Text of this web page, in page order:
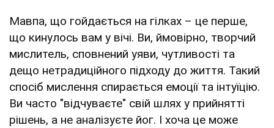
Мавпа, що гойдається на гілках – це перше,
що кинулось вам у вічі. Ви, ймовірно, творчий
мислитель, сповнений уяви, чутливості та
дещо нетрадиційного підходу до життя. Такий
спосіб мислення спирається емоції та інтуїцію.
Ви часто "відчуваєте" свій шлях у прийнятті
рішень, а не аналізуєте йог. І хоча це може